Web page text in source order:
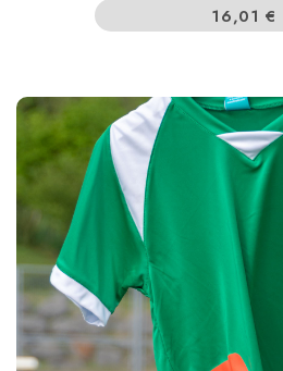
16,01 €